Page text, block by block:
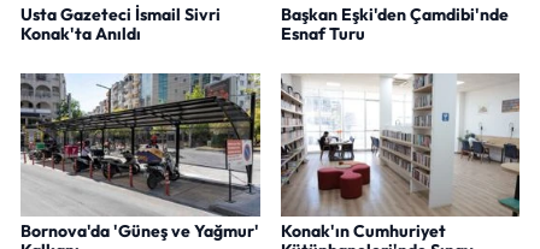
Usta Gazeteci İsmail Sivri
Konak'ta Anıldı
Başkan Eşki'den Çamdibi'nde
Esnaf Turu
Bornova'da 'Güneş ve Yağmur'
Konak'ın Cumhuriyet